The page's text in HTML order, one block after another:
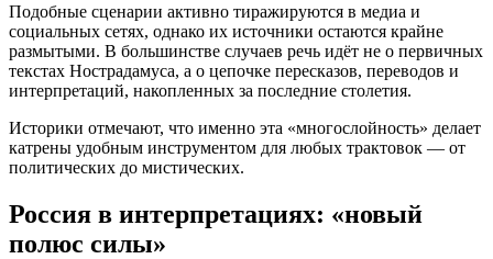
Подобные сценарии активно тиражируются в медиа и
социальных сетях, однако их источники остаются крайне
размытыми. В большинстве случаев речь идёт не о первичных
текстах Нострадамуса, а о цепочке пересказов, переводов и
интерпретаций, накопленных за последние столетия.
Историки отмечают, что именно эта «многослойность» делает
катрены удобным инструментом для любых трактовок — от
политических до мистических.
Россия в интерпретациях: «новый
полюс силы»